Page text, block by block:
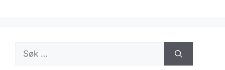
Søk
etter: